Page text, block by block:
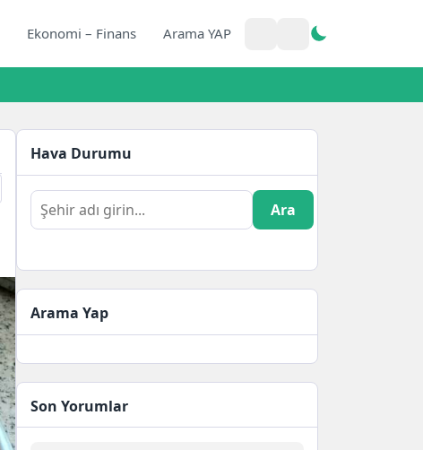
Ekonomi – Finans Arama YAP
Hava Durumu
Ara
Arama Yap
Son Yorumlar